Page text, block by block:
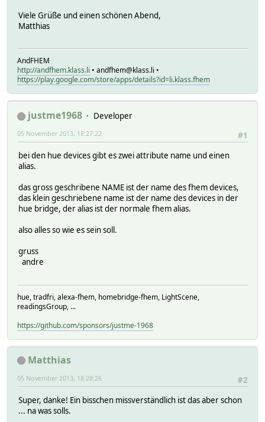
Viele Grüße und einen schönen Abend,
Matthias
AndFHEM
http://andfhem.klass.li • andfhem@klass.li •
https://play.google.com/store/apps/details?id=li.klass.fhem
justme1968
Developer
#1
05 November 2013, 18:27:22
bei den hue devices gibt es zwei attribute name und einen
alias.
das gross geschribene NAME ist der name des fhem devices,
das klein geschriebene name ist der name des devices in der
hue bridge, der alias ist der normale fhem alias.
also alles so wie es sein soll.
gruss
andre
hue, tradfri, alexa-fhem, homebridge-fhem, LightScene,
readingsGroup, ...
https://github.com/sponsors/justme-1968
Matthias
#2
05 November 2013, 18:28:26
Super, danke! Ein bisschen missverständlich ist das aber schon
... na was solls.